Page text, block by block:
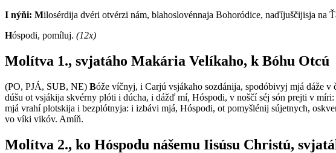
I nýňi: Milosérdija dvéri otvérzi nám, blahoslovénnaja Bohoródice, naďíjuščijisja na
Hóspodi, pomíluj. (12x)
Molítva 1., svjatáho Makária Velíkaho, k Bóhu Otcú
(PO, PJÁ, SUB, NE) Bóže víčnyj, i Carjú vsjákaho sozdánija, spodóbivyj mjá dáže
dúšu ot vsjákija skvérny plóti i dúcha, i dážď mí, Hóspodi, v noščí séj són prejti v
mjá vrahí plotskija i bezplótnyja: i izbávi mjá, Hóspodi, ot pomyšlénij sújetnych,
vo víki vikóv. Amíň.
Molítva 2., ko Hóspodu nášemu Iisúsu Christú,